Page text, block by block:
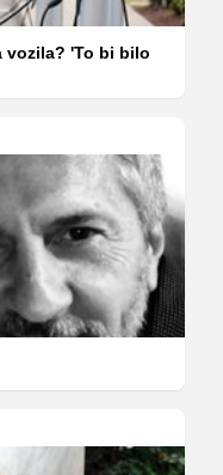
vozila? 'To bi bilo